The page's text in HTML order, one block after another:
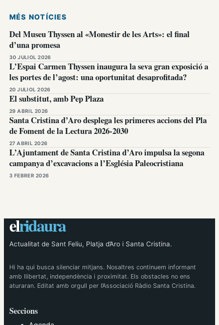
MÉS NOTÍCIES
Del Museu Thyssen al «Monestir de les Arts»: el final
d’una promesa
30 JULIOL 2026
L’Espai Carmen Thyssen inaugura la seva gran exposició a
les portes de l’agost: una oportunitat desaprofitada?
20 JULIOL 2026
El substitut, amb Pep Plaza
29 ABRIL 2026
Santa Cristina d’Aro desplega les primeres accions del Pla
de Foment de la Lectura 2026-2030
27 ABRIL 2026
L’Ajuntament de Santa Cristina d’Aro impulsa la segona
campanya d’excavacions a l’Església Paleocristiana
3 FEBRER 2026
elridaura
Actualitat de Sant Feliu, Platja d’Aro i Santa Cristina.
Hi ha qui busca silenciar mitjans. Nosaltres continuem informant
amb llibertat, independència i proximitat. Els obstacles no ens
aturaran. Editat amb orgull per l’Associació Ràdio Santa Cristina.
Seccions